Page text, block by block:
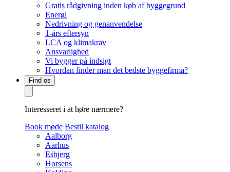
Gratis rådgivning inden køb af byggegrund
Energi
Nedrivning og genanvendelse
1-års eftersyn
LCA og klimakrav
Ansvarlighed
Vi bygger på indsigt
Hvordan finder man det bedste byggefirma?
Find os
Interesseret i at høre nærmere?
Book møde Bestil katalog
Aalborg
Aarhus
Esbjerg
Horsens